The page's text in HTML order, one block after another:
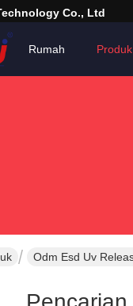
Co., Ltd
Rumah Produk
Odm Esd Uv